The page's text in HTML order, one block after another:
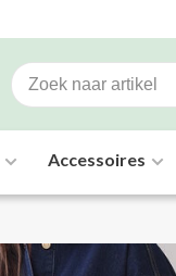
Accessoires